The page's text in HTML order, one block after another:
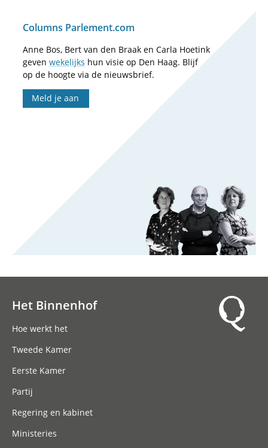
Columns Parlement.com
Anne Bos, Bert van den Braak en Carla Hoetink
geven wekelijks hun visie op Den Haag. Blijf
op de hoogte via de nieuwsbrief.
Meld je aan
Het Binnenhof
Hoe werkt het
Tweede Kamer
Eerste Kamer
Partij
Regering en kabinet
Ministeries